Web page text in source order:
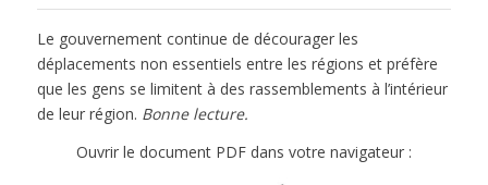
Le gouvernement continue de décourager les
déplacements non essentiels entre les régions et préfère
que les gens se limitent à des rassemblements à l’intérieur
de leur région. Bonne lecture.
Ouvrir le document PDF dans votre navigateur :